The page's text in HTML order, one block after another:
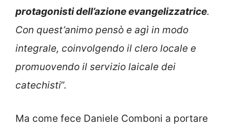
protagonisti dell’azione evangelizzatrice.
Con quest’animo pensò e agì in modo
integrale, coinvolgendo il clero locale e
promuovendo il servizio laicale dei
catechisti”.
Ma come fece Daniele Comboni a portare